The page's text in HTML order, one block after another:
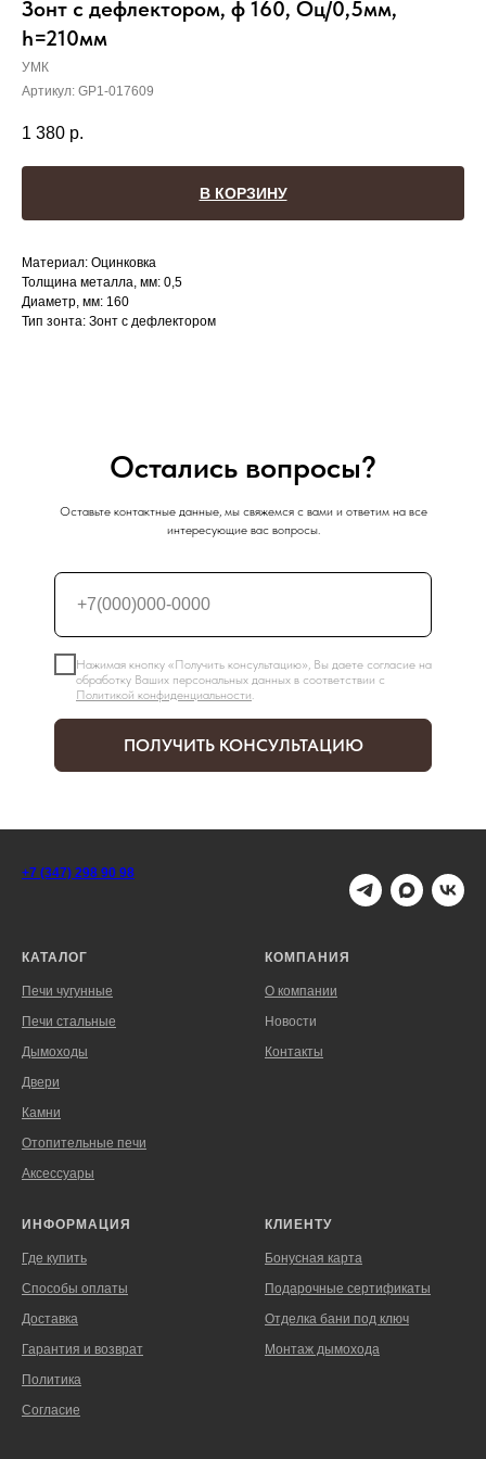
Зонт с дефлектором, ф 160, Оц/0,5мм,
h=210мм
УМК
Артикул: GP1-017609
1 380 р.
В КОРЗИНУ
Материал: Оцинковка
Толщина металла, мм: 0,5
Диаметр, мм: 160
Тип зонта: Зонт с дефлектором
Остались вопросы?
Оставьте контактные данные, мы свяжемся с вами и ответим на все
интересующие вас вопросы.
Нажимая кнопку «Получить консультацию», Вы даете согласие на
обработку Ваших персональных данных в соответствии с
Политикой конфиденциальности
ПОЛУЧИТЬ КОНСУЛЬТАЦИЮ
+7 (347) 298 90 98
КАТАЛОГ
Печи чугунные
Печи стальные
Дымоходы
Двери
Камни
Отопительные печи
Аксессуары
КОМПАНИЯ
О компании
Новости
Контакты
ИНФОРМАЦИЯ
Где купить
Способы оплаты
Доставка
Гарантия и возврат
Политика
Согласие
КЛИЕНТУ
Бонусная карта
Подарочные сертификаты
Отделка бани под ключ
Монтаж дымохода